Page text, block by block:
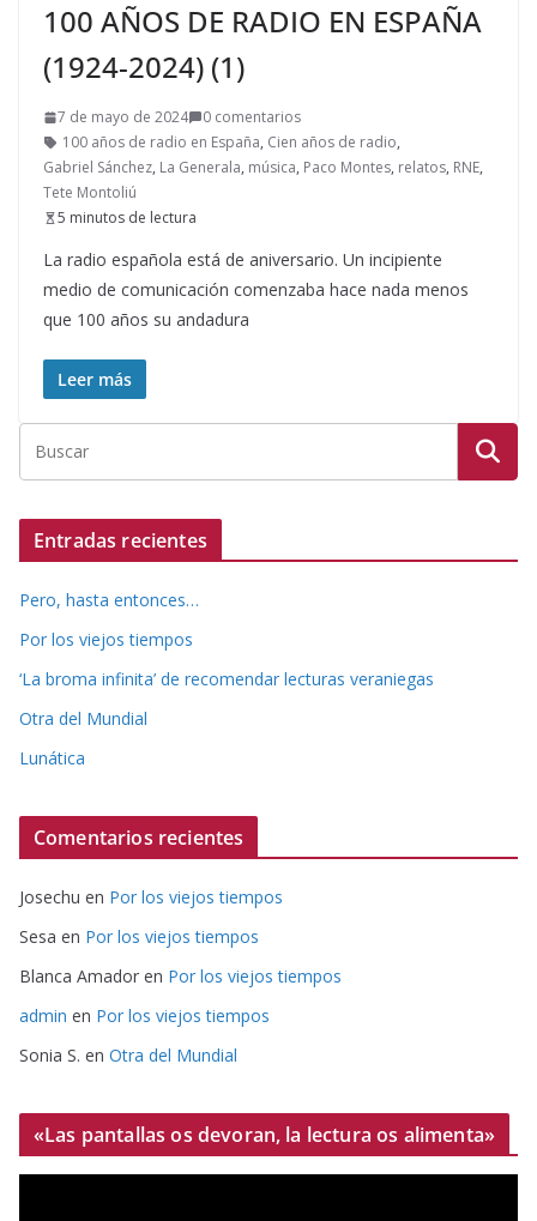
100 AÑOS DE RADIO EN ESPAÑA
(1924-2024) (1)
7 de mayo de 2024
0 comentarios
100 años de radio en España, Cien años de radio,
Gabriel Sánchez, La Generala, música, Paco Montes, relatos, RNE,
Tete Montoliú
5 minutos de lectura
La radio española está de aniversario. Un incipiente
medio de comunicación comenzaba hace nada menos
que 100 años su andadura
Leer más
Entradas recientes
Pero, hasta entonces…
Por los viejos tiempos
‘La broma infinita’ de recomendar lecturas veraniegas
Otra del Mundial
Lunática
Comentarios recientes
Josechu en Por los viejos tiempos
Sesa en Por los viejos tiempos
Blanca Amador en Por los viejos tiempos
admin en Por los viejos tiempos
Sonia S. en Otra del Mundial
«Las pantallas os devoran, la lectura os alimenta»